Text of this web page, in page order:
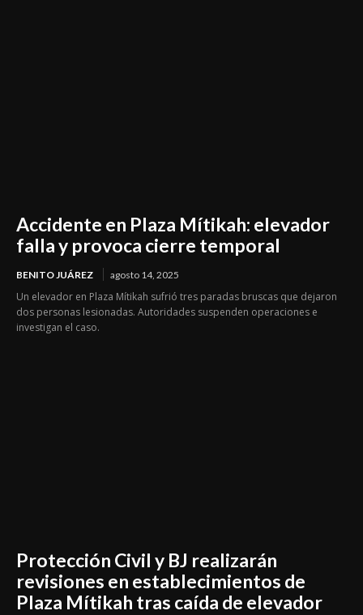
Accidente en Plaza Mítikah: elevador
falla y provoca cierre temporal
BENITO JUÁREZ agosto 14, 2025
Un elevador en Plaza Mítikah sufrió tres paradas bruscas que dejaron
dos personas lesionadas. Autoridades suspenden operaciones e
investigan el caso.
Protección Civil y BJ realizarán
revisiones en establecimientos de
Plaza Mítikah tras caída de elevador